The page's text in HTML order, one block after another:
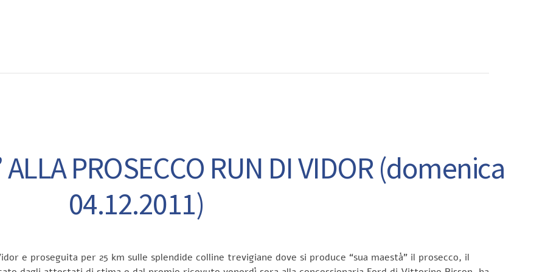
ALLA PROSECCO RUN DI VIDOR (domenica
04.12.2011)
e proseguita per 25 km sulle splendide colline trevigiane dove si produce “sua maestà” il prosecco, il